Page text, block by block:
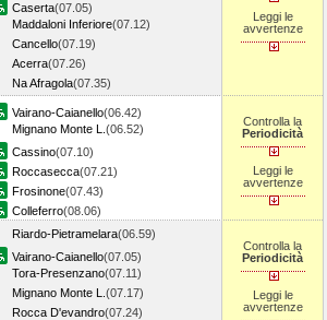
Caserta(07.05)
Maddaloni Inferiore(07.12)
Cancello(07.19)
Acerra(07.26)
Na Afragola(07.35)
Leggi le
avvertenze
Vairano-Caianello(06.42)
Mignano Monte L. (06.52)
Cassino(07.10)
Roccasecca(07.21)
Frosinone(07.43)
Colleferro(08.06)
Controlla la
Periodicità
Leggi le
avvertenze
Riardo-Pietramelara(06.59)
Vairano-Caianello(07.05)
Tora-Presenzano(07.11)
Mignano Monte L. (07.17)
Rocca D'evandro(07.24)
Controlla la
Periodicità
Leggi le
avvertenze